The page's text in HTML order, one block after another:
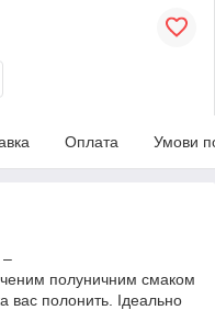
Оплата Умови
–
полуничним смаком
вас полонить. Ідеально